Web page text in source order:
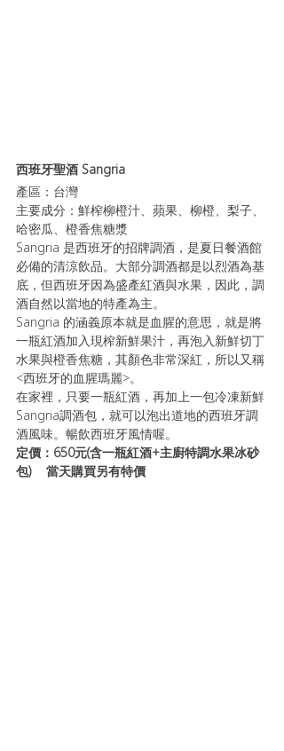
西班牙聖酒 Sangria
產區：台灣
主要成分：鮮榨柳橙汁、蘋果、柳橙、梨子、
哈密瓜、橙香焦糖漿
Sangria 是西班牙的招牌調酒，是夏日餐酒館
必備的清涼飲品。大部分調酒都是以烈酒為基
底，但西班牙因為盛產紅酒與水果，因此，調
酒自然以當地的特產為主。
Sangria 的涵義原本就是血腥的意思，就是將
一瓶紅酒加入現榨新鮮果汁，再泡入新鮮切丁
水果與橙香焦糖，其顏色非常深紅，所以又稱
<西班牙的血腥瑪麗>。
在家裡，只要一瓶紅酒，再加上一包冷凍新鮮
Sangria調酒包，就可以泡出道地的西班牙調
酒風味。暢飲西班牙風情喔。
定價：650元(含一瓶紅酒+主廚特調水果冰砂
包)    當天購買另有特價